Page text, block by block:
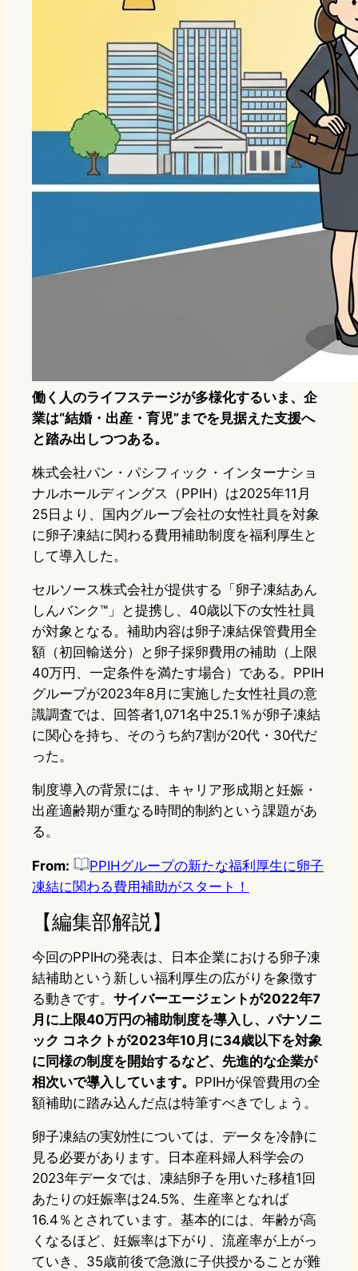
働く人のライフステージが多様化するいま、企
業は“結婚・出産・育児”までを見据えた支援へ
と踏み出しつつある。
株式会社パン・パシフィック・インターナショ
ナルホールディングス（PPIH）は2025年11月
25日より、国内グループ会社の女性社員を対象
に卵子凍結に関わる費用補助制度を福利厚生と
して導入した。
セルソース株式会社が提供する「卵子凍結あん
しんバンク™」と提携し、40歳以下の女性社員
が対象となる。補助内容は卵子凍結保管費用全
額（初回輸送分）と卵子採卵費用の補助（上限
40万円、一定条件を満たす場合）である。PPIH
グループが2023年8月に実施した女性社員の意
識調査では、回答者1,071名中25.1％が卵子凍結
に関心を持ち、そのうち約7割が20代・30代だ
った。
制度導入の背景には、キャリア形成期と妊娠・
出産適齢期が重なる時間的制約という課題があ
る。
From:
PPIHグループの新たな福利厚生に卵子
凍結に関わる費用補助がスタート！
【編集部解説】
今回のPPIHの発表は、日本企業における卵子凍
結補助という新しい福利厚生の広がりを象徴す
る動きです。 サイバーエージェントが2022年7
月に上限40万円の補助制度を導入し、パナソニ
ック コネクトが2023年10月に34歳以下を対象
に同様の制度を開始するなど、先進的な企業が
相次いで導入しています。 PPIHが保管費用の全
額補助に踏み込んだ点は特筆すべきでしょう。
卵子凍結の実効性については、データを冷静に
見る必要があります。日本産科婦人科学会の
2023年データでは、凍結卵子を用いた移植1回
あたりの妊娠率は24.5%、生産率となれば
16.4％とされています。基本的には、年齢が高
くなるほど、妊娠率は下がり、流産率が上がっ
ていき、35歳前後で急激に子供授かることが難